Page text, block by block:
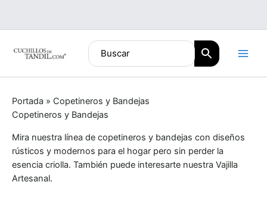
contenido
Portada » Copetineros y Bandejas
Copetineros y Bandejas
Mira nuestra línea de copetineros y bandejas con diseños
rústicos y modernos para el hogar pero sin perder la
esencia criolla. También puede interesarte nuestra Vajilla
Artesanal.